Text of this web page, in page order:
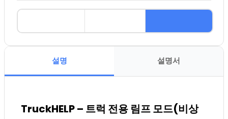
설명 설명서
TruckHELP – 트럭 전용 림프 모드(비상